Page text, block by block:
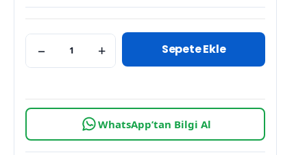
− + Sepete Ekle
WhatsApp’tan Bilgi Al